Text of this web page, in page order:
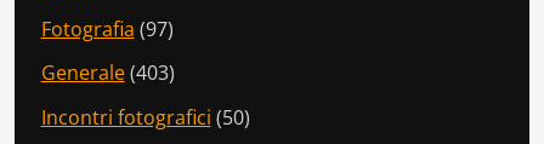
Fotografia (97)
Generale(403)
Incontri fotografici (50)